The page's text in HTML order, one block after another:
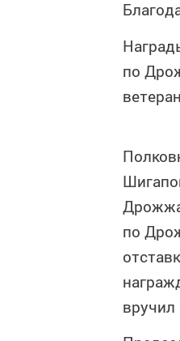
по
по
вручил